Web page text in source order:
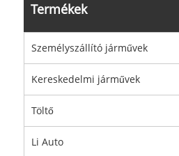
Termékek
Személyszállító járművek
Kereskedelmi járművek
Töltő
Li Auto